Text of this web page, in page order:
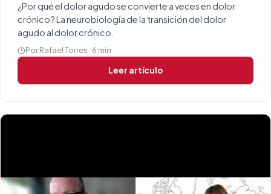
¿Por qué el dolor agudo se convierte a veces en dolor
crónico? La neurobiología de la transición del dolor
agudo al dolor crónico.
Por Rafael Torres · 6 min
Leer artículo